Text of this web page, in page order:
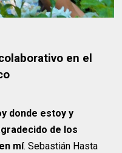
en el
donde estoy y
de los
mí. Sebastián Hasta